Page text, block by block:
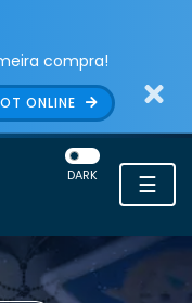
compra!
ONLINE
☰
DARK